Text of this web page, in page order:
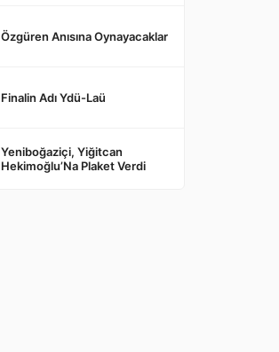
Özgüren Anısına Oynayacaklar
Finalin Adı Ydü-Laü
Yeniboğaziçi, Yiğitcan
Hekimoğlu’Na Plaket Verdi